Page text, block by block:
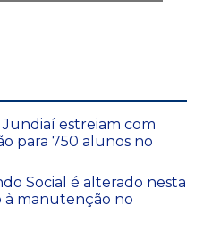
Jundiaí estreiam com
para 750 alunos no
Social é alterado nesta
à manutenção no